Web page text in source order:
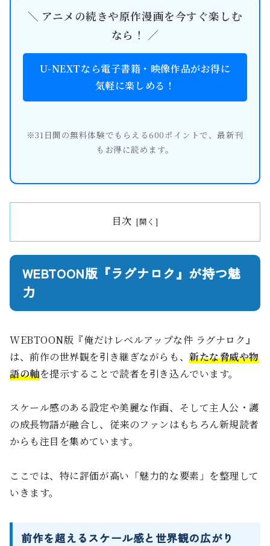
＼ アニメの続きや原作漫画を今すぐ楽しむ
なら！ ／
U-NEXTなら電子書籍・映像作品がお得に
気軽に楽しめる！
※31日間の無料体験でもらえる600ポイントで、最新刊
もお得に読めます。
目次
WEBTOON版『ラグナロク』が持つ魅
力
WEBTOON版『俺だけレベルアップな件 ラグナロク』
は、前作の世界観を引き継ぎながらも、新たな脅威や物
語の軸を提示することで読者を引き込んでいます。
スケール感のある設定や美麗な作画、そして主人公・護
の成長物語が融合し、従来のファンはもちろん新規読者
からも注目を集めています。
ここでは、特に評価が高い「魅力的な要素」を整理して
いきます。
前作を超えるスケール感と世界観の広がり